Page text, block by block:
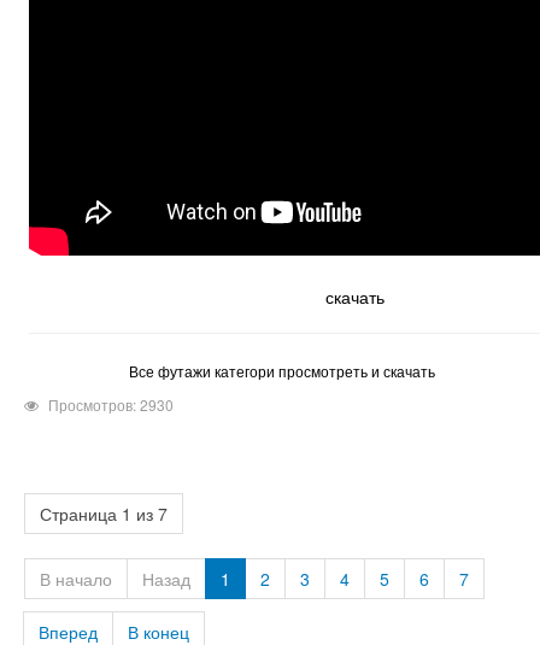
скачать
Все футажи категори просмотреть и скачать
Просмотров: 2930
Страница 1 из 7
В начало Назад 1 2 3 4 5 6 7
Вперед В конец